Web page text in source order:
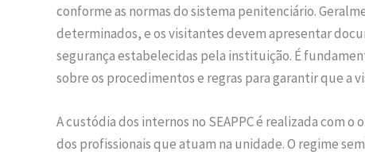
conforme as normas do sistema penitenciário.
determinados, e os visitantes devem apresentar
segurança estabelecidas pela instituição. É
sobre os procedimentos e regras para garantir que a
A custódia dos internos no SEAPPC é realizada com
dos profissionais que atuam na unidade. O regime